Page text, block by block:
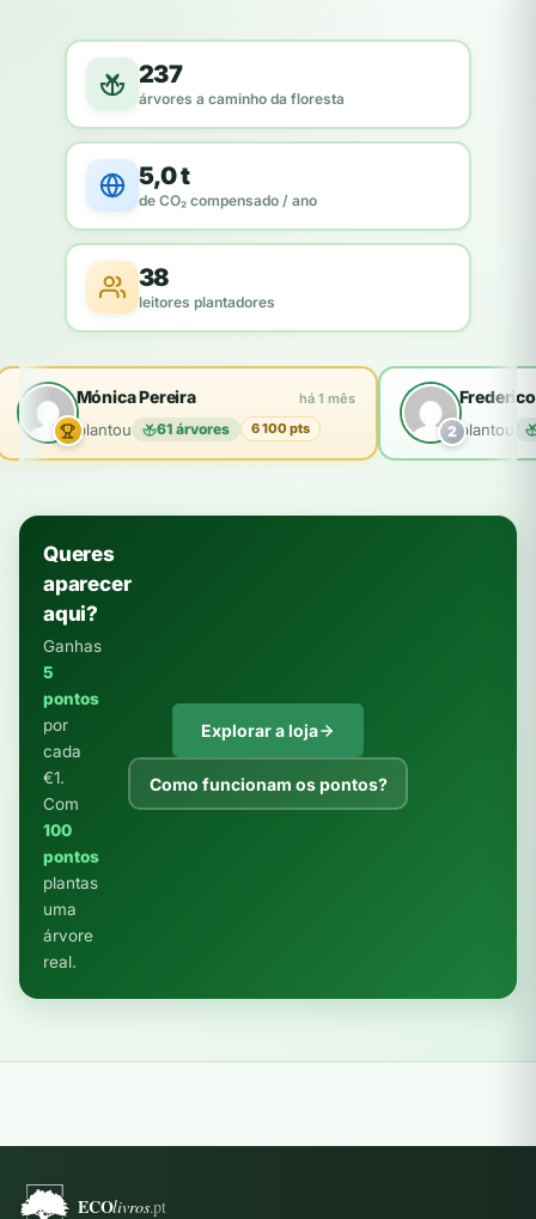
237
árvores a caminho da floresta
5,0 t
de CO₂ compensado / ano
38
leitores plantadores
Mónica Pereira há 1 mês
plantou 61 árvores 6 100 pts 2 plantou
Queres
aparecer
aqui?
Ganhas
5
pontos
por
cada
€1.
Com
100
pontos
plantas
uma
árvore
real.
Explorar a loja
Como funcionam os pontos?